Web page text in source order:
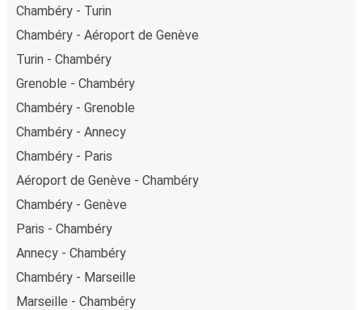
Chambéry - Turin
Chambéry - Aéroport de Genève
Turin - Chambéry
Grenoble - Chambéry
Chambéry - Grenoble
Chambéry - Annecy
Chambéry - Paris
Aéroport de Genève - Chambéry
Chambéry - Genève
Paris - Chambéry
Annecy - Chambéry
Chambéry - Marseille
Marseille - Chambéry